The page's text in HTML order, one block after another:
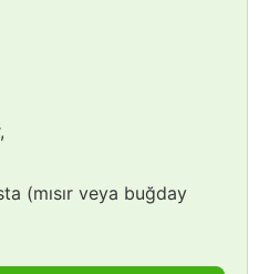
(mısır veya buğday